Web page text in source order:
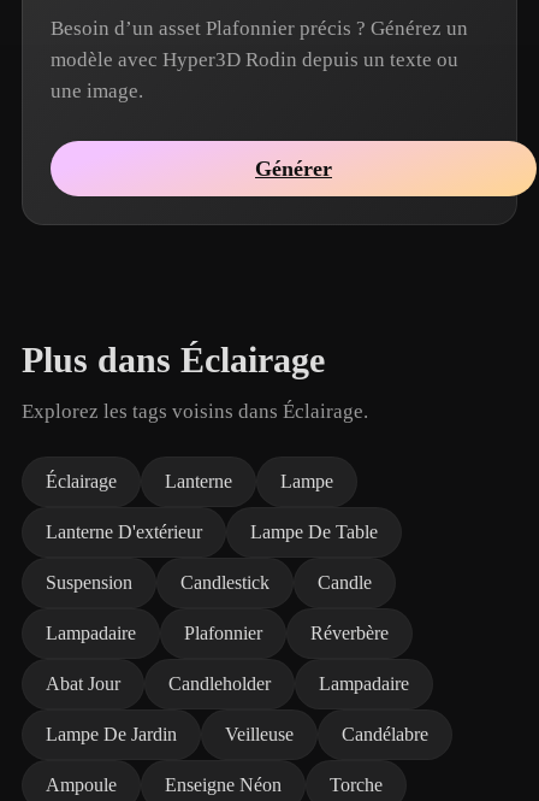
Besoin d’un asset Plafonnier précis ? Générez un
modèle avec Hyper3D Rodin depuis un texte ou
une image.
Générer
Plus dans Éclairage
Explorez les tags voisins dans Éclairage.
Éclairage Lanterne Lampe
Lanterne D'extérieur Lampe De Table
Suspension Candlestick Candle
Lampadaire Plafonnier Réverbère
Abat Jour Candleholder Lampadaire
Lampe De Jardin Veilleuse Candélabre
Ampoule Enseigne Néon Torche